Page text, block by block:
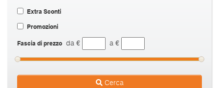
Extra Sconti
Promozioni
Fascia di prezzo da € a €
Cerca